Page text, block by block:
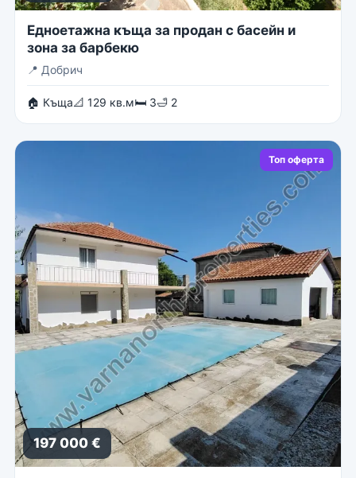
Едноетажна къща за продан с басейн и
зона за барбекю
📍 Добрич
🏠 Къща📐 129 кв.м🛏 3🛁 2
Топ оферта
197 000 €